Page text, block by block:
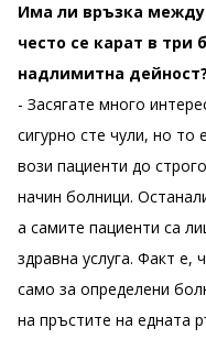
Има ли връзка
често се карат в три
надлимитна дейност?
- Засягате много
сигурно сте чули, но
вози пациенти до
начин болници.
а самите пациенти са
здравна услуга. Факт
само за определени
на пръстите на едната